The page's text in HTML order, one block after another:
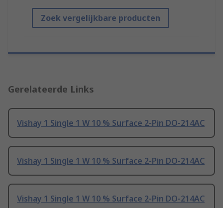
Zoek vergelijkbare producten
Gerelateerde Links
Vishay 1 Single 1 W 10 % Surface 2-Pin DO-214AC
Vishay 1 Single 1 W 10 % Surface 2-Pin DO-214AC
Vishay 1 Single 1 W 10 % Surface 2-Pin DO-214AC